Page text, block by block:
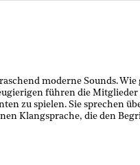
moderne Sounds.
führen die Mitglieder
zu spielen. Sie sprechen
Klangsprache, die den